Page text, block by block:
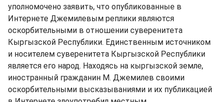
уполномочено заявить, что опубликованные в
Интернете Джемилевым реплики являются
оскорбительными в отношении суверенитета
Кыргызской Республики. Единственным источником
и носителем суверенитета Кыргызской Республики
является его народ. Находясь на кыргызской земле,
иностранный гражданин М. Джемилев своими
оскорбительными высказываниями и их публикацией